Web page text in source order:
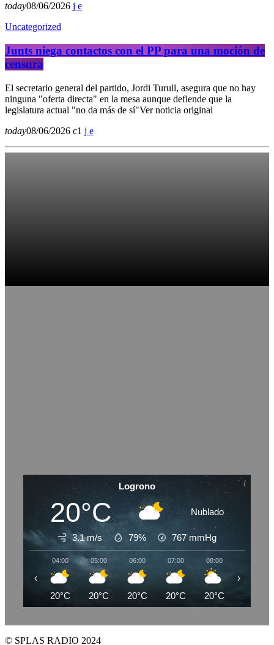
today08/06/2026
Uncategorized
Junts niega contactos con el PP para una moción de
censura
El secretario general del partido, Jordi Turull, asegura que no hay
ninguna "oferta directa" en la mesa aunque defiende que la
legislatura actual "no da más de sí"Ver noticia original
today08/06/2026 1
Logrono
20°C Nublado
3.1 m/s 79% 767 mmHg
04:00
20°C
05:00
20°C
06:00
20°C
07:00
20°C
08:00
20°C
‹ ›
© SPLAS RADIO 2024